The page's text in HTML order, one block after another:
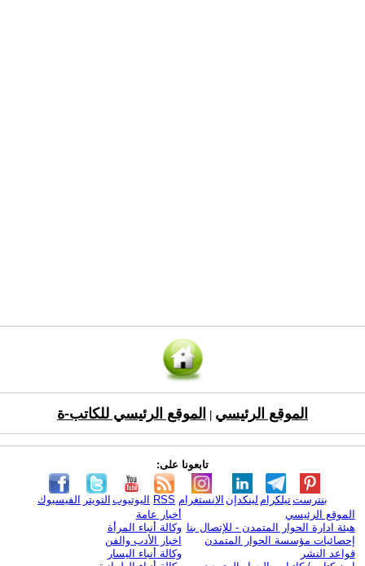
الموقع الرئيسي الموقع الرئيسي للكاتب-ة
تابعونا على:
الفيسبوك التويتر اليوتيوب RSS الانستغرام لينكدإن تيلكرامبنترست
الموقع الرئيسي
هيئة ادارة الحوار المتمدن - للإتصال بنا
إحصائيات مؤسسة الحوار المتمدن
قواعد النشر
أخبار عامة
وكالة أنباء المرأة
اخبار الأدب والفن
وكالة أنباء اليسار